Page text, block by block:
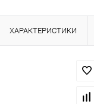
ХАРАКТЕРИСТИКИ